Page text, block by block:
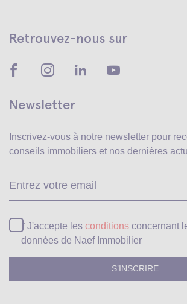
Retrouvez-nous sur
Newsletter
Inscrivez-vous à notre newsletter pour
conseils immobiliers et nos dernières
* J'accepte les conditions concernant
données de Naef Immobilier